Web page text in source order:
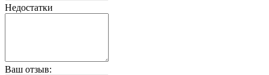
Недостатки
Ваш отзыв: